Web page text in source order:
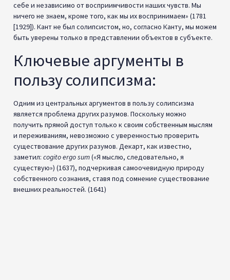
себе и независимо от восприимчивости наших чувств. Мы
ничего не знаем, кроме того, как мы их воспринимаем» (1781
[1929]). Кант не был солипсистом, но, согласно Канту, мы можем
быть уверены только в представлении объектов в субъекте.
Ключевые аргументы в
пользу солипсизма:
Одним из центральных аргументов в пользу солипсизма
является проблема других разумов. Поскольку можно
получить прямой доступ только к своим собственным мыслям
и переживаниям, невозможно с уверенностью проверить
существование других разумов. Декарт, как известно,
заметил: cogito ergo sum(«Я мыслю, следовательно, я
существую») (1637), подчеркивая самоочевидную природу
собственного сознания, ставя под сомнение существование
внешних реальностей. (1641)